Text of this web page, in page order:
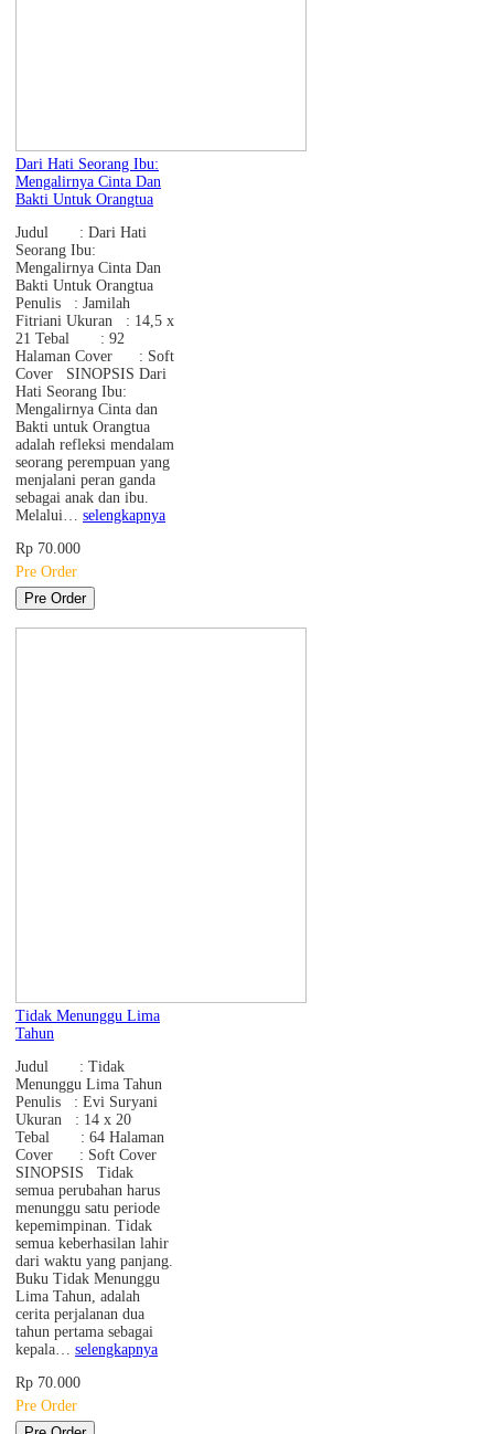
Dari Hati Seorang Ibu:
Mengalirnya Cinta Dan
Bakti Untuk Orangtua
Judul : Dari Hati
Seorang Ibu:
Mengalirnya Cinta Dan
Bakti Untuk Orangtua
Penulis : Jamilah
Fitriani Ukuran : 14,5 x
21 Tebal : 92
Halaman Cover : Soft
Cover SINOPSIS Dari
Hati Seorang Ibu:
Mengalirnya Cinta dan
Bakti untuk Orangtua
adalah refleksi mendalam
seorang perempuan yang
menjalani peran ganda
sebagai anak dan ibu.
Melalui… selengkapnya
Rp 70.000
Pre Order
Pre Order
Tidak Menunggu Lima
Tahun
Judul : Tidak
Menunggu Lima Tahun
Penulis : Evi Suryani
Ukuran : 14 x 20
Tebal : 64 Halaman
Cover : Soft Cover
SINOPSIS Tidak
semua perubahan harus
menunggu satu periode
kepemimpinan. Tidak
semua keberhasilan lahir
dari waktu yang panjang.
Buku Tidak Menunggu
Lima Tahun, adalah
cerita perjalanan dua
tahun pertama sebagai
kepala… selengkapnya
Rp 70.000
Pre Order